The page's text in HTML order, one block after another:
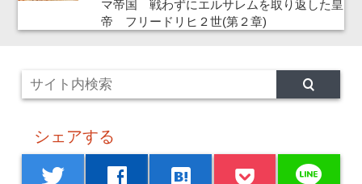
マ帝国 戦わずにエルサレムを取り返した皇
帝 フリードリヒ２世(第２章)
シェアする
twitter facebook hatenabookmark line